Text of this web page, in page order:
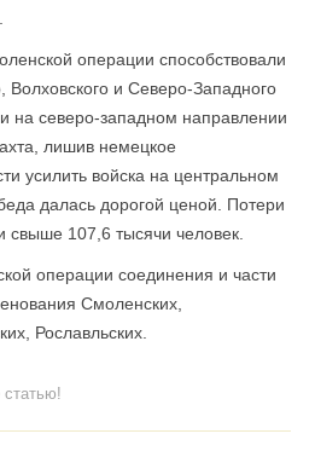
операции способствовали
Волховского и Северо-Западного
на северо-западном направлении
лишив немецкое
усилить войска на центральном
далась дорогой ценой. Потери
свыше 107,6 тысячи человек.
операции соединения и части
Смоленских,
Рославльских.